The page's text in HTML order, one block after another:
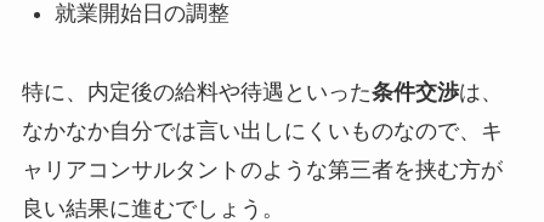
就業開始日の調整
特に、内定後の給料や待遇といった条件交渉は、
なかなか自分では言い出しにくいものなので、キ
ャリアコンサルタントのような第三者を挟む方が
良い結果に進むでしょう。